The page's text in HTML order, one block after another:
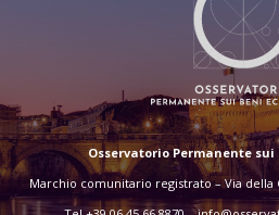
Osservatorio Permanente
Marchio comunitario registrato – Via della